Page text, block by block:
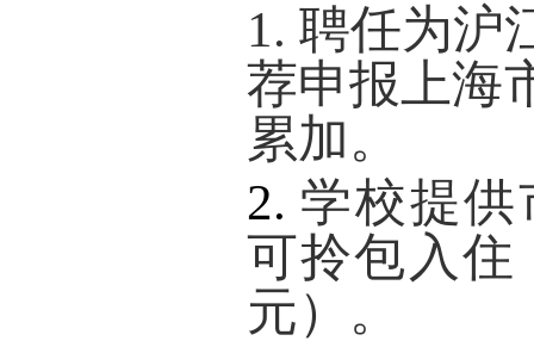
1. 聘任为沪
荐申报上海
累加。
2. 学校提供
可拎包入
元）。